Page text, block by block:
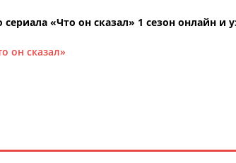
«Что он сказал» 1 сезон онлайн и
он сказал»